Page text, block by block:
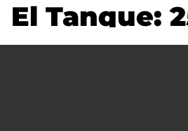
El Tanque: